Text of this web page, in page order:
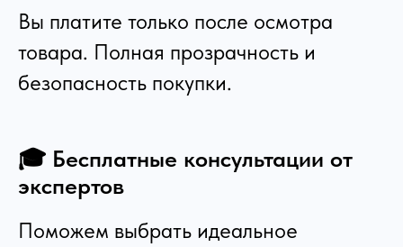
Вы платите только после осмотра
товара. Полная прозрачность и
безопасность покупки.
🎓 Бесплатные консультации от
экспертов
Поможем выбрать идеальное